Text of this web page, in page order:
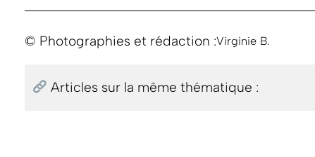
© Photographies et rédaction :Virginie B.
Articles sur la même thématique :